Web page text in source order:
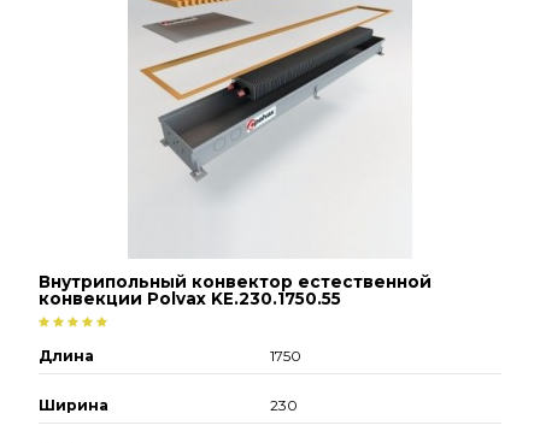
Внутрипольный конвектор естественной
конвекции Polvax KE.230.1750.55
Длина 1750
Ширина 230